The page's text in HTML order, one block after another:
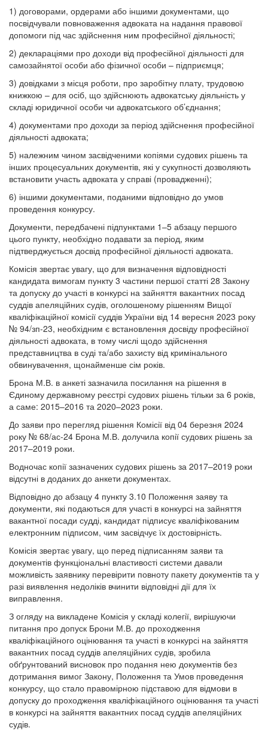
1) договорами, ордерами або іншими документами, що
посвідчували повноваження адвоката на надання правової
допомоги під час здійснення ним професійної діяльності;
2) деклараціями про доходи від професійної діяльності для
самозайнятої особи або фізичної особи – підприємця;
3) довідками з місця роботи, про заробітну плату, трудовою
книжкою – для осіб, що здійснюють адвокатську діяльність у
складі юридичної особи чи адвокатського об’єднання;
4) документами про доходи за період здійснення професійної
діяльності адвоката;
5) належним чином засвідченими копіями судових рішень та
інших процесуальних документів, які у сукупності дозволяють
встановити участь адвоката у справі (провадженні);
6) іншими документами, поданими відповідно до умов
проведення конкурсу.
Документи, передбачені підпунктами 1–5 абзацу першого
цього пункту, необхідно подавати за період, яким
підтверджується досвід професійної діяльності адвоката.
Комісія звертає увагу, що для визначення відповідності
кандидата вимогам пункту 3 частини першої статті 28 Закону
та допуску до участі в конкурсі на зайняття вакантних посад
суддів апеляційних судів, оголошеному рішенням Вищої
кваліфікаційної комісії суддів України від 14 вересня 2023 року
№ 94/зп-23, необхідним є встановлення досвіду професійної
діяльності адвоката, в тому числі щодо здійснення
представництва в суді та/або захисту від кримінального
обвинувачення, щонайменше сім років.
Брона М.В. в анкеті зазначила посилання на рішення в
Єдиному державному реєстрі судових рішень тільки за 6 років,
а саме: 2015–2016 та 2020–2023 роки.
До заяви про перегляд рішення Комісії від 04 березня 2024
року № 68/ас-24 Брона М.В. долучила копії судових рішень за
2017–2019 роки.
Водночас копії зазначених судових рішень за 2017–2019 роки
відсутні в доданих до анкети документах.
Відповідно до абзацу 4 пункту 3.10 Положення заяву та
документи, які подаються для участі в конкурсі на зайняття
вакантної посади судді, кандидат підписує кваліфікованим
електронним підписом, чим засвідчує їх достовірність.
Комісія звертає увагу, що перед підписанням заяви та
документів функціональні властивості системи давали
можливість заявнику перевірити повноту пакету документів та у
разі виявлення недоліків вчинити відповідні дії для їх
виправлення.
З огляду на викладене Комісія у складі колегії, вирішуючи
питання про допуск Брони М.В. до проходження
кваліфікаційного оцінювання та участі в конкурсі на зайняття
вакантних посад суддів апеляційних судів, зробила
обґрунтований висновок про подання нею документів без
дотримання вимог Закону, Положення та Умов проведення
конкурсу, що стало правомірною підставою для відмови в
допуску до проходження кваліфікаційного оцінювання та участі
в конкурсі на зайняття вакантних посад суддів апеляційних
судів.